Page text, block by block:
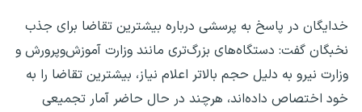
خدایگان در پاسخ به پرسشی درباره بیشترین تقاضا برای جذب
نخبگان گفت: دستگاه‌های بزرگ‌تری مانند وزارت آموزش‌وپرورش و
وزارت نیرو به دلیل حجم بالاتر اعلام نیاز، بیشترین تقاضا را به
خود اختصاص داده‌اند، هرچند در حال حاضر آمار تجمیعی